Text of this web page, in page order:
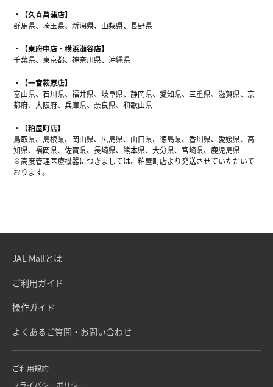
【久喜菖蒲店】
群馬県、埼玉県、新潟県、山梨県、長野県
【東府中店・横浜瀬谷店】
千葉県、東京都、神奈川県、沖縄県
【一宮萩原店】
富山県、石川県、福井県、岐阜県、静岡県、愛知県、三重県、滋賀県、京
都府、大阪府、兵庫県、奈良県、和歌山県
【粕屋町店】
鳥取県、島根県、岡山県、広島県、山口県、徳島県、香川県、愛媛県、高
知県、福岡県、佐賀県、長崎県、熊本県、大分県、宮崎県、鹿児島県
※高度管理医療機器につきましては、粕屋町店より発送させていただいて
おります。
JAL Mallとは
ご利用ガイド
操作ガイド
よくあるご質問・お問い合わせ
ご利用規約
プライバシーポリシー